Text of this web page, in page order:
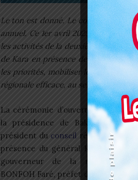
Le ton est donné. Le conseil régional
annuel. Ce 1er avril 2025, les
les activités de la deuxième session
de Kara en présence de hautes
les priorités, mobiliser les moyens
régionale efficace, au service des
La cérémonie d’ouverture s’est
la présidence de Bakem Teba
président du conseil régional de la
présence du général Komlan
gouverneur de la région, du
BONFOH Faré, préfet de la Kozah,